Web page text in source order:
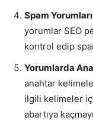
Spam
yorumlar SEO
kontrol edip
Yorumlarda
anahtar
ilgili kelimeler
abartıya